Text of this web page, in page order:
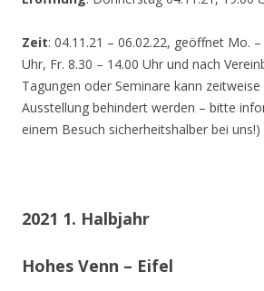
Zeit: 04.11.21 – 06.02.22, geöffnet Mo.
Uhr, Fr. 8.30 – 14.00 Uhr und nach
Tagungen oder Seminare kann
Ausstellung behindert werden – bitte
einem Besuch sicherheitshalber bei uns!)
2021 1. Halbjahr
Hohes Venn – Eifel